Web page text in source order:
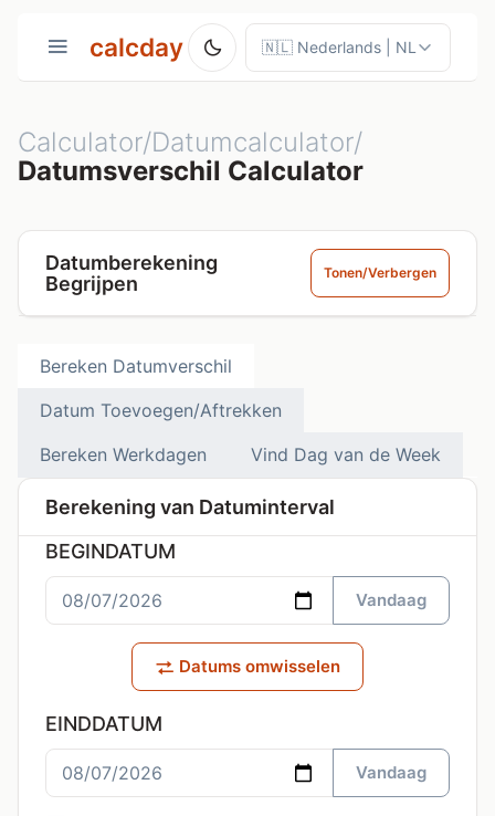
calcday
Calculator/Datumcalculator/
Datumsverschil Calculator
Datumberekening
Begrijpen
Tonen/Verbergen
Bereken Datumverschil
Datum Toevoegen/Aftrekken
Bereken Werkdagen
Vind Dag van de Week
Berekening van Datuminterval
BEGINDATUM
Vandaag
Datums omwisselen
EINDDATUM
Vandaag